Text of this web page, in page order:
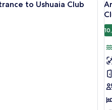
to Ushuaia Club
-